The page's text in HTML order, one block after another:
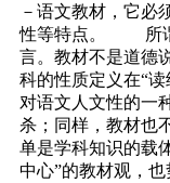
－语文教材，它必
性等特点。 所谓
言。教材不是道德
科的性质定义在“
对语文人文性的一
杀；同样，教材也
单是学科知识的载
中心”的教材观，